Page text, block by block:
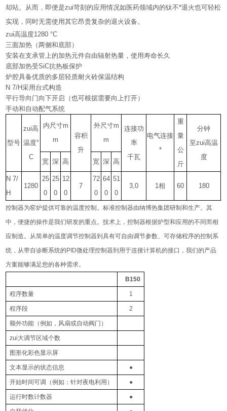
却站。从而，即便是zui苛刻的应用情况如医药领域内的钛不*退火也可轻松
实现，同时无需使用其它昂贵复杂的退火设备。
zui高温度1280 °C
三面加热（两侧和底部）
安装在支承管上的加热元件自由辐射热量，使用寿命长久
底部加热受SiC抗热板保护
炉腔具备优质的多层轻质耐火砖保温结构
N 7/H采用台式构造
平行导向门向下开启（也可根据需要向上打开）
手动和自动配气系统
型号
zui高
温度°
C
内尺寸m
m
容积
升
外尺寸m
m
连接功
率
千瓦
电气连接
*
重
量
公
斤
分钟
至zui高温
度
宽 深 高 宽 深 高
N 7/
H
1280
25
0
25
0
12
0
7
72
0
64
0
51
0
3,0 1相 60 180
控制器为窑炉提供可靠的温度控制。标准控制器由纳博热集团研制和生产。其
中，便捷的操作是我们研发的重点。技术上，控制器根据炉型和应用的不同而相
应制造。从简单的温度调节控制器到具有可自由调节参数、可存储程序的控制系
统，从带自诊断系统的 PID微处理控制器到用于连接计算机的接口，我们的产品
方案能够满足您的各种需求。
B150
程序数量 1
程序段 2
额外功能（例如，风扇或自动阀门）
zui大调节区域个数
图形化彩色显示屏
文本显示的状态信息 ●
开始时间可调（例如：针对夜电利用） ●
运行时数计数器 ●